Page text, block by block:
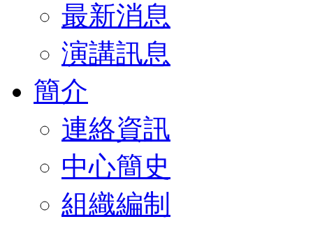
最新消息
演講訊息
簡介
連絡資訊
中心簡史
組織編制